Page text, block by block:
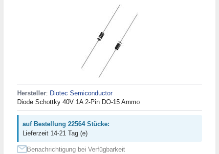
Hersteller: Diotec Semiconductor
Diode Schottky 40V 1A 2-Pin DO-15 Ammo
auf Bestellung 22564 Stücke:
Lieferzeit 14-21 Tag (e)
Benachrichtigung bei Verfügbarkeit